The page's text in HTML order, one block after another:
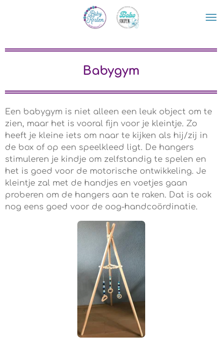
Babygym
Een babygym is niet alleen een leuk object om te
zien, maar het is vooral fijn voor je kleintje. Zo
heeft je kleine iets om naar te kijken als hij/zij in
de box of op een speelkleed ligt. De hangers
stimuleren je kindje om zelfstandig te spelen en
het is goed voor de motorische ontwikkeling. Je
kleintje zal met de handjes en voetjes gaan
proberen om de hangers aan te raken. Dat is ook
nog eens goed voor de oog-handcoördinatie.